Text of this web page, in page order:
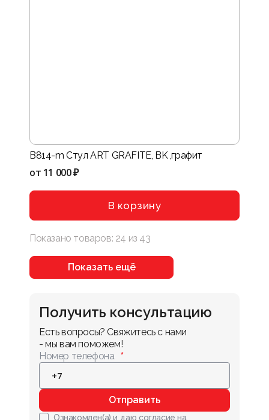
B814-m Стул ART GRAFITE, BK ,графит
от 11 000 ₽
В корзину
Показано товаров: 24 из 43
Показать ещё
Получить консультацию
Есть вопросы? Свяжитесь с нами
- мы вам поможем!
Номер телефона
Отправить
Ознакомлен(а) и даю согласие на